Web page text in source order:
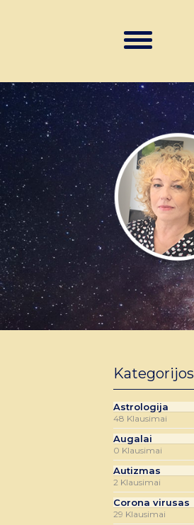
Kategorijos
Astrologija
48 Klausimai
Augalai
0 Klausimai
Autizmas
2 Klausimai
Corona virusas
29 Klausimai